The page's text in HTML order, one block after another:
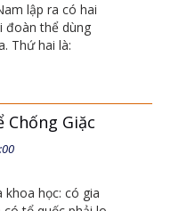
lập ra có hai
đoàn thể dùng
Thứ hai là:
Chống Giặc
học: có gia